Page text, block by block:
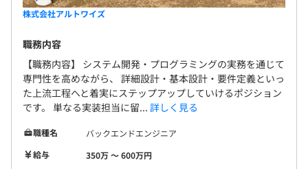
株式会社アルトワイズ
職務内容
【職務内容】 システム開発・プログラミングの実務を通じて
専門性を高めながら、 詳細設計・基本設計・要件定義といっ
た上流工程へと着実にステップアップしていけるポジション
です。 単なる実装担当に留... 詳しく見る
職種名
バックエンドエンジニア
給与
350万 〜 600万円